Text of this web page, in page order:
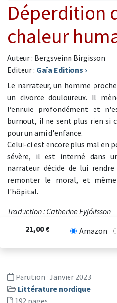
Déperdition
chaleur
Auteur : Bergsveinn Birgisson
Editeur : Gaïa Editions ›
Le narrateur, un homme
un divorce douloureux. Il
l‘ennuie profondément et
burnout, il ne sent plus rien si
pour un ami d'enfance.
Celui-ci est encore plus mal en
sévère, il est interné dans
narrateur décide de lui
remonter le moral, et
l'hôpital.
Traduction : Catherine Eyjólfsson
21,00 €
Amazon
Parution : Janvier 2023
Littérature nordique
192 pages